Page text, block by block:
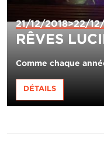
21/12/2018>22/
RÊVES
Comme chaque
DÉTAILS